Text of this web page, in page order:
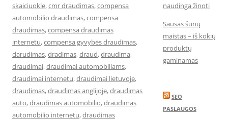
skaiciuokle,cmr draudimas,compensa
automobilio draudimas,compensa
draudimas,compensa draudimas
internetu,compensa gyvybės draudimas,
darudimas,dradimas,draud,draudima,
draudimai,draudimai automobiliams,
draudimai internetu,draudimai lietuvoje,
draudimas,draudimas anglijoje,draudimas
auto,draudimas automobilio,draudimas
automobilio internetu,draudimas
naudinga žinoti
Sausas šunų
maistas – iš kokių
produktų
gaminamas
SEO
PASLAUGOS